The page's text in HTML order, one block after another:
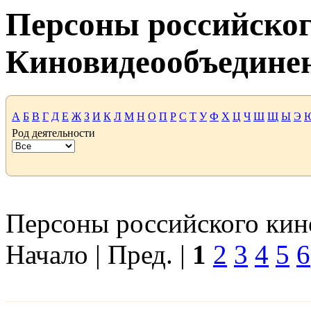
Персоны
А Б В Г Д Е Ж З И К Л М Н О П Р С Т У Ф Х Ц Ч Ш Щ Ы Э
Род деятельности
Персоны российского
Начало | Пред. | 1 2 3 4 5 6